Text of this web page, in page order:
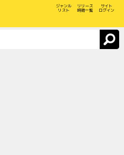
ジャンル
リスト
リリース
時期一覧
サイト
ログイン